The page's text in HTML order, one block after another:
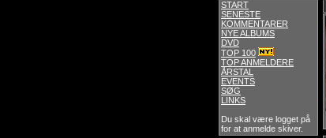
START
SENESTE
KOMMENTARER
NYE ALBUMS
DVD
TOP 100
TOP ANMELDERE
ÅRSTAL
EVENTS
SØG
LINKS
Du skal være logget på
for at anmelde skiver.